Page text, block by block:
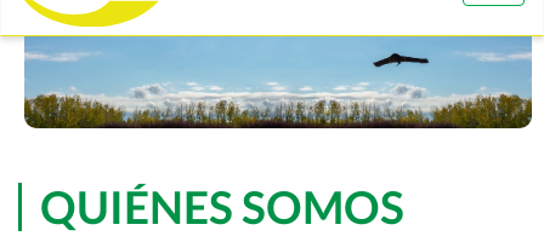
QUIÉNES SOMOS